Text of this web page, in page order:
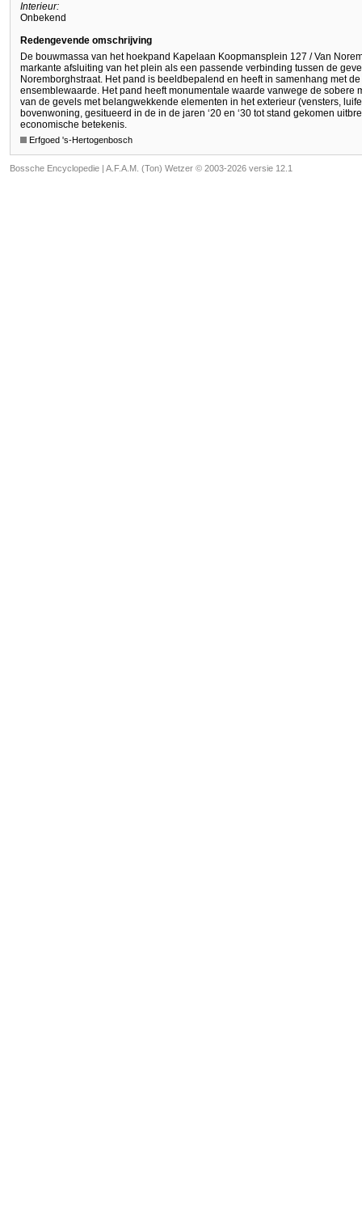
Interieur:
Onbekend
Redengevende omschrijving
De bouwmassa van het hoekpand Kapelaan Koopmansplein 127 / Van
markante afsluiting van het plein als een passende verbinding tussen de
Noremborghstraat. Het pand is beeldbepalend en heeft in samenhang met
ensemblewaarde. Het pand heeft monumentale waarde vanwege de sobere
van de gevels met belangwekkende elementen in het exterieur (vensters,
bovenwoning, gesitueerd in de in de jaren ‘20 en ‘30 tot stand gekomen
economische betekenis.
Erfgoed 's-Hertogenbosch
Bossche Encyclopedie | A.F.A.M. (Ton) Wetzer © 2003-2026 versie 12.1